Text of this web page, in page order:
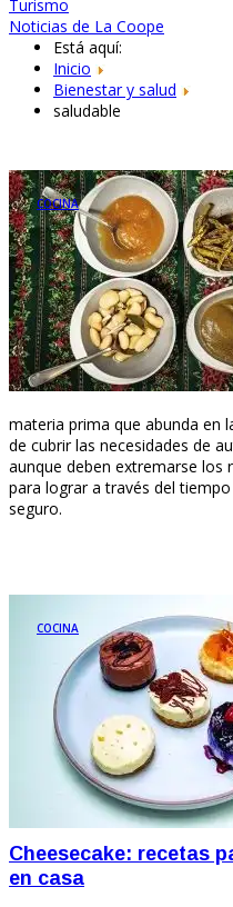
Turismo
Noticias de La Coope
Está aquí:
Inicio
Bienestar y salud
saludable
COCINA
materia prima que abunda en
de cubrir las necesidades de
aunque deben extremarse los
para lograr a través del
seguro.
COCINA
Cheesecake: recetas
en casa